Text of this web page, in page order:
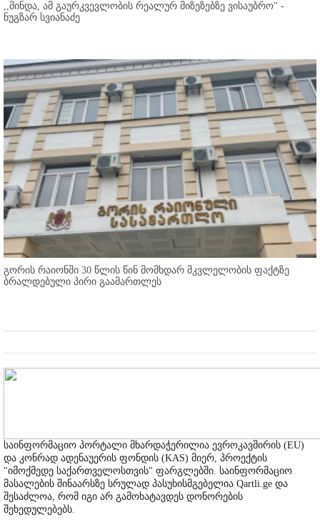
,,მინდა, ამ გაურკვევლობის რეალურ მიზეზებზე ვისაუბრო'' -
ნუგზარ სვიანაძე
გორის რაიონში 30 წლის წინ მომხდარ მკვლელობის ფაქტზე
ბრალდებული პირი გაამართლეს
საინფორმაციო პორტალი მხარდაჭერილია ევროკავშირის (EU)
და კონრად ადენაუერის ფონდის (KAS) მიერ, პროექტის
"იმოქმედე საქართველოსთვის" ფარგლებში. საინფორმაციო
მასალების შინაარსზე სრულად პასუხისმგებელია Qartli.ge და
შესაძლოა, რომ იგი არ გამოხატავდეს დონორების
შეხედულებებს.